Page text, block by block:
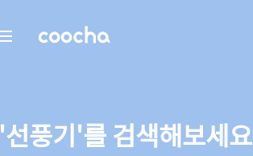
COOCHA
'선풍기'를 검색해보세